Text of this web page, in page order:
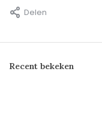
Delen
Recent bekeken